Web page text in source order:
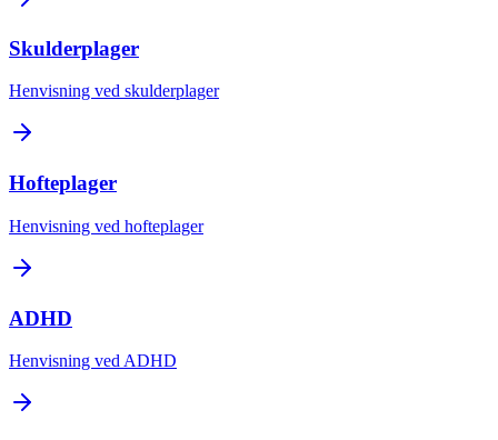
Skulderplager
Henvisning ved skulderplager
Hofteplager
Henvisning ved hofteplager
ADHD
Henvisning ved ADHD